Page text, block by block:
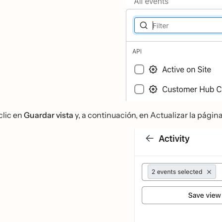
enGuardar vista y, a continuación, en Actualizar la